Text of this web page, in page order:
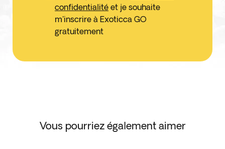
confidentialité et je souhaite
m'inscrire à Exoticca GO
gratuitement
Vous pourriez également aimer